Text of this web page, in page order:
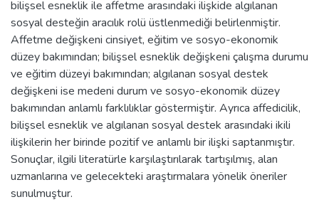
bilişsel esneklik ile affetme arasındaki ilişkide algılanan
sosyal desteğin aracılık rolü üstlenmediği belirlenmiştir.
Affetme değişkeni cinsiyet, eğitim ve sosyo-ekonomik
düzey bakımından; bilişsel esneklik değişkeni çalışma durumu
ve eğitim düzeyi bakımından; algılanan sosyal destek
değişkeni ise medeni durum ve sosyo-ekonomik düzey
bakımından anlamlı farklılıklar göstermiştir. Ayrıca affedicilik,
bilişsel esneklik ve algılanan sosyal destek arasındaki ikili
ilişkilerin her birinde pozitif ve anlamlı bir ilişki saptanmıştır.
Sonuçlar, ilgili literatürle karşılaştırılarak tartışılmış, alan
uzmanlarına ve gelecekteki araştırmalara yönelik öneriler
sunulmuştur.